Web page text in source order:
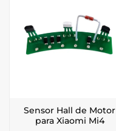
Sensor Hall de Motor
para Xiaomi Mi4